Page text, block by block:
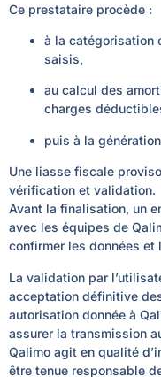
Ce prestataire procède :
à la catégorisation
saisis,
au calcul des
charges
puis à la
Une liasse fiscale
vérification et validation.
Avant la finalisation, un
avec les équipes de
confirmer les données et
La validation par
acceptation définitive
autorisation donnée à
assurer la transmission
Qalimo agit en qualité
être tenue responsable